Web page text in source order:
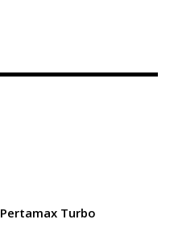
Pertamax Turbo